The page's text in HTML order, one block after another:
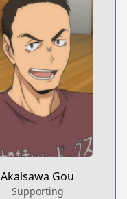
Akaisawa Gou
Supporting